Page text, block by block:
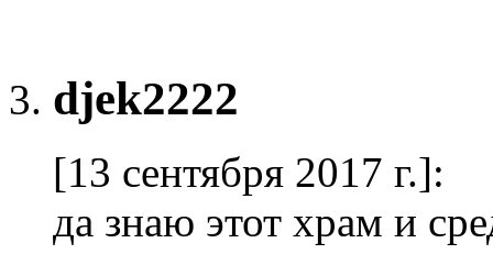
djek2222
[13 сентября 2017 г.]:
да знаю этот храм и